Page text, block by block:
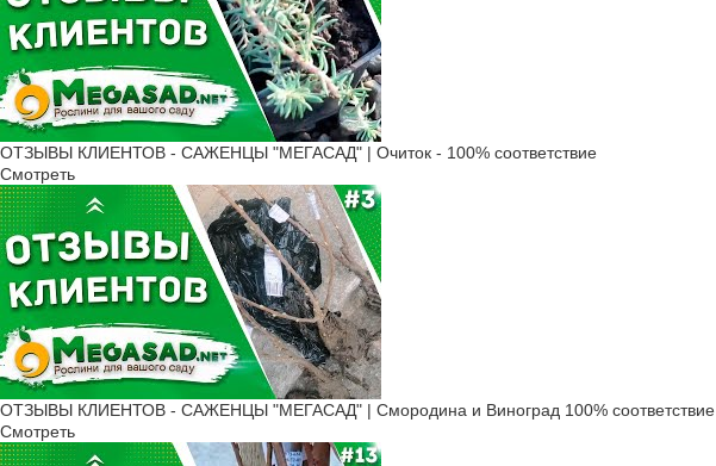
ОТЗЫВЫ КЛИЕНТОВ - САЖЕНЦЫ "МЕГАСАД" | Очиток - 100% соответствие
Смотреть
ОТЗЫВЫ КЛИЕНТОВ - САЖЕНЦЫ "МЕГАСАД" | Смородина и Виноград 100% соответствие
Смотреть